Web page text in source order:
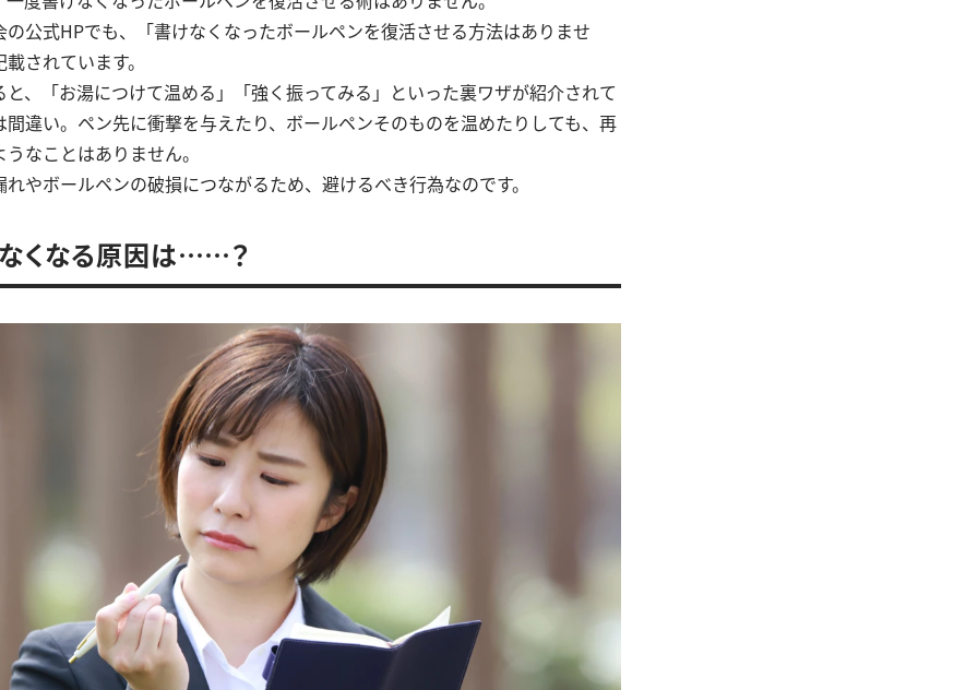
公式HPでも、「書けなくなったボールペンを復活させる方法はありませ
されています。
、「お湯につけて温める」「強く振ってみる」といった裏ワザが紹介されて
違い。ペン先に衝撃を与えたり、ボールペンそのものを温めたりしても、再
なことはありません。
やボールペンの破損につながるため、避けるべき行為なのです。
くなる原因は……？